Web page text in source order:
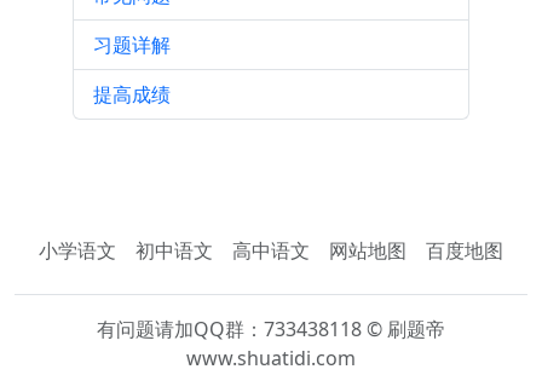
习题详解
提高成绩
小学语文 初中语文 高中语文 网站地图 百度地图
有问题请加QQ群：733438118 © 刷题帝
www.shuatidi.com